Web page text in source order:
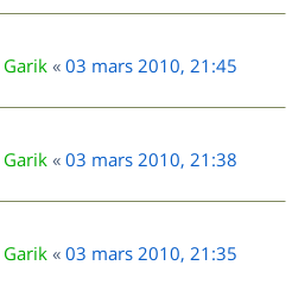
Garik « 03 mars 2010, 21:45
Garik « 03 mars 2010, 21:38
Garik « 03 mars 2010, 21:35